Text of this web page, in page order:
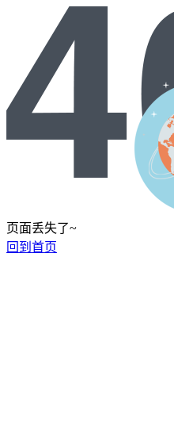
页面丢失了~
回到首页